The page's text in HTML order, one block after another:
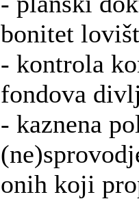
bonitet
- kontrola
fondova
- kaznena
onih koji